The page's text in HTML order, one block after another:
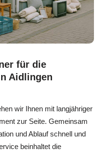
für die
Aidlingen
wir Ihnen mit langjähriger
zur Seite. Gemeinsam
und Ablauf schnell und
beinhaltet die